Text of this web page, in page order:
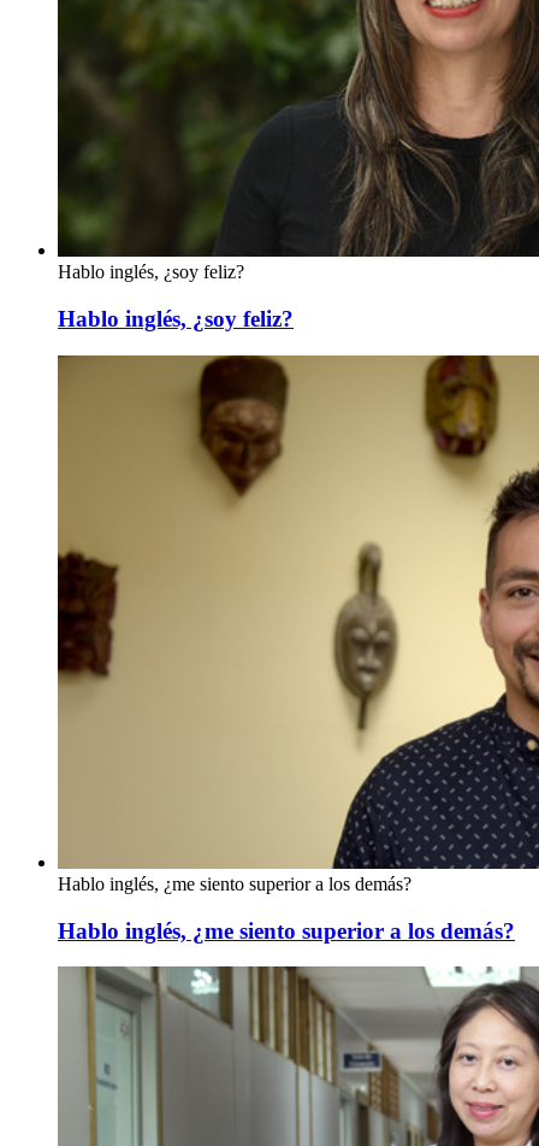
Hablo inglés, ¿soy feliz?
Hablo inglés, ¿soy feliz?
Hablo inglés, ¿me siento superior a los demás?
Hablo inglés, ¿me siento superior a los demás?